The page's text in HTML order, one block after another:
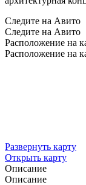
Следите на Авито
Следите на Авито
Расположение на
Расположение на
Развернуть карту
Открыть карту
Описание
Описание